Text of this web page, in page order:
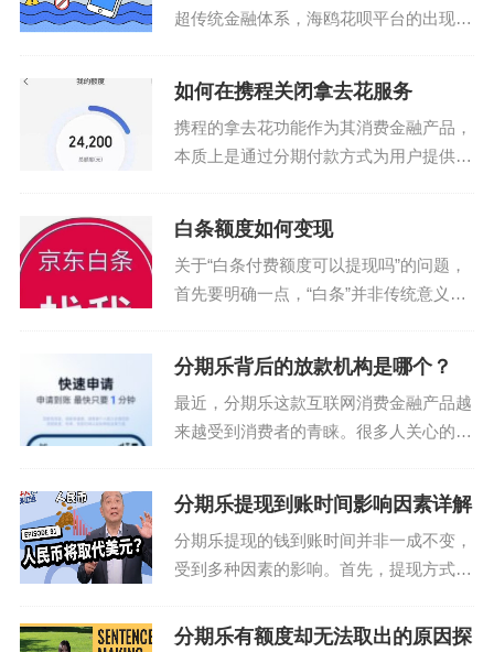
超传统金融体系，海鸥花呗平台的出现恰
业开始转向精细化运营，而海鸥花呗的上
线时间恰好卡在监...
如何在携程关闭拿去花服务
携程的拿去花功能作为其消费金融产品，
本质上是通过分期付款方式为用户提供旅
包」功能模块，找到「拿去花」入口后点
击「服务管理」。...
白条额度如何变现
关于“白条付费额度可以提现吗”的问题，
首先要明确一点，“白条”并非传统意义上
此，在探讨其是否可以直接提现之前，有
必要先了解“白条...
分期乐背后的放款机构是哪个？
最近，分期乐这款互联网消费金融产品越
来越受到消费者的青睐。很多人关心的一
合作机构、资金来源以及风控体系等方面
进行深入解析。...
分期乐提现到账时间影响因素详解
分期乐提现的钱到账时间并非一成不变，
受到多种因素的影响。首先，提现方式不
式，例如银行卡转账，一般来说最快，通
分期乐有额度却无法取出的原因探